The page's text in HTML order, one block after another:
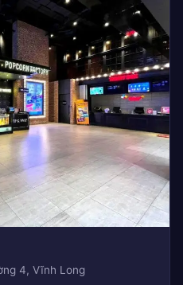
4, Vĩnh Long